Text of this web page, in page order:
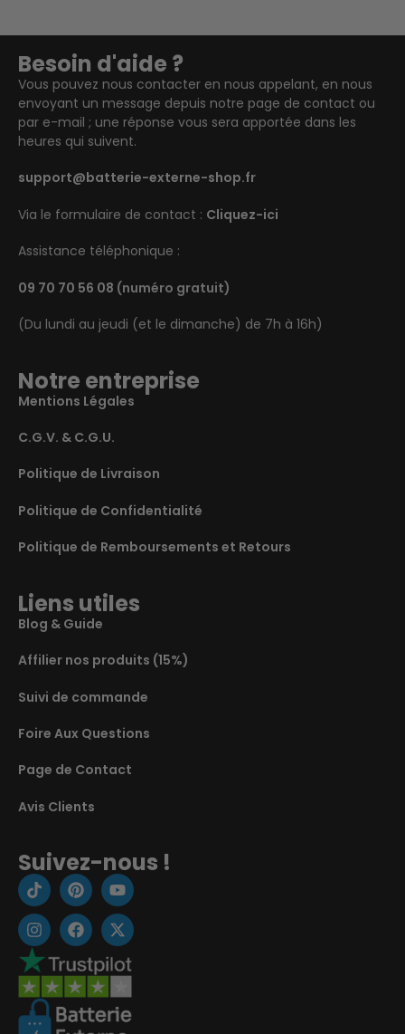
Besoin d'aide ?
Vous pouvez nous contacter en nous appelant, en nous
envoyant un message depuis notre page de contact ou
par e-mail ; une réponse vous sera apportée dans les
heures qui suivent.
support@batterie-externe-shop.fr
Via le formulaire de contact : Cliquez-ici
Assistance téléphonique :
09 70 70 56 08 (numéro gratuit)
(Du lundi au jeudi (et le dimanche) de 7h à 16h)
Notre entreprise
Mentions Légales
C.G.V. & C.G.U.
Politique de Livraison
Politique de Confidentialité
Politique de Remboursements et Retours
Liens utiles
Blog & Guide
Affilier nos produits (15%)
Suivi de commande
Foire Aux Questions
Page de Contact
Avis Clients
Suivez-nous !